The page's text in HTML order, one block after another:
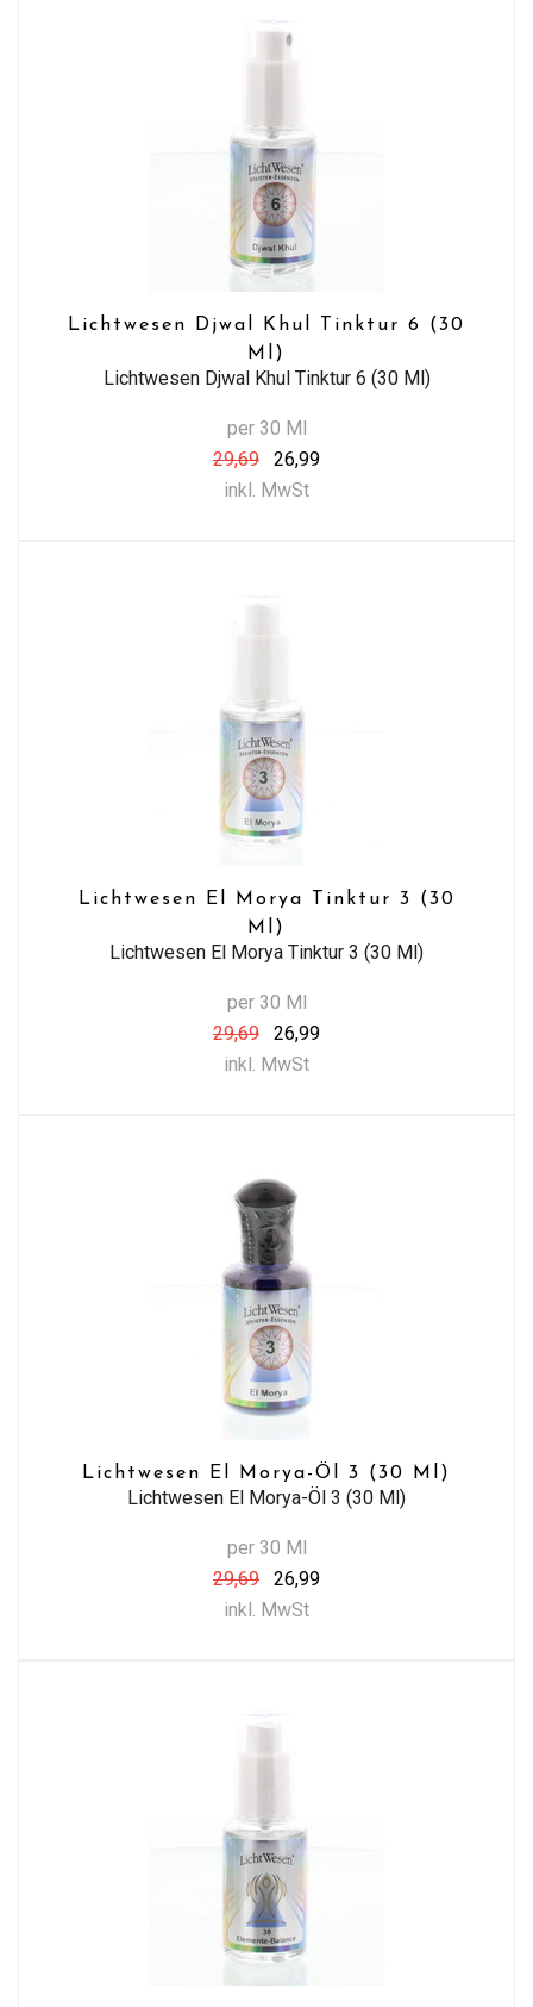
Lichtwesen Djwal Khul Tinktur 6 (30
Ml)
Lichtwesen Djwal Khul Tinktur 6 (30 Ml)
per 30 Ml
29,69
26,99
inkl. MwSt
Lichtwesen El Morya Tinktur 3 (30
Ml)
Lichtwesen El Morya Tinktur 3 (30 Ml)
per 30 Ml
29,69
26,99
inkl. MwSt
Lichtwesen El Morya-Öl 3 (30 Ml)
Lichtwesen El Morya-Öl 3 (30 Ml)
per 30 Ml
29,69
26,99
inkl. MwSt